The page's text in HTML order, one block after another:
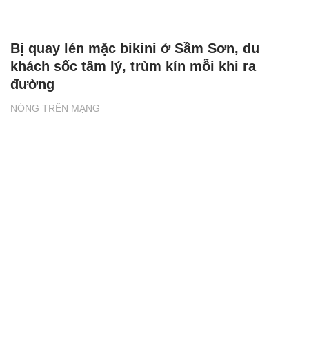
NÓNG TRÊN MẠNG
Bị quay lén mặc bikini ở Sầm Sơn, du
khách sốc tâm lý, trùm kín mỗi khi ra
đường